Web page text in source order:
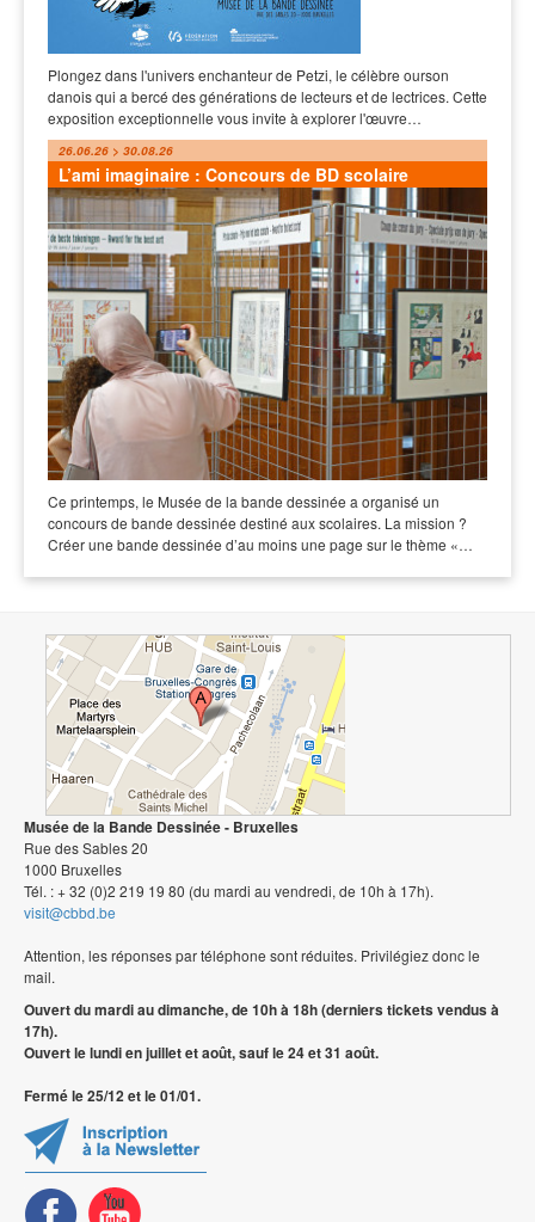
Plongez dans l'univers enchanteur de Petzi, le célèbre ourson
danois qui a bercé des générations de lecteurs et de lectrices. Cette
exposition exceptionnelle vous invite à explorer l'œuvre…
26.06.26 > 30.08.26
L’ami imaginaire : Concours de BD scolaire
Ce printemps, le Musée de la bande dessinée a organisé un
concours de bande dessinée destiné aux scolaires. La mission ?
Créer une bande dessinée d’au moins une page sur le thème «…
Musée de la Bande Dessinée - Bruxelles
Rue des Sables 20
1000 Bruxelles
Tél. : + 32 (0)2 219 19 80 (du mardi au vendredi, de 10h à 17h).
visit@cbbd.be
Attention, les réponses par téléphone sont réduites. Privilégiez donc le
mail.
Ouvert du mardi au dimanche, de 10h à 18h (derniers tickets vendus à
17h).
Ouvert le lundi en juillet et août, sauf le 24 et 31 août.
Fermé le 25/12 et le 01/01.